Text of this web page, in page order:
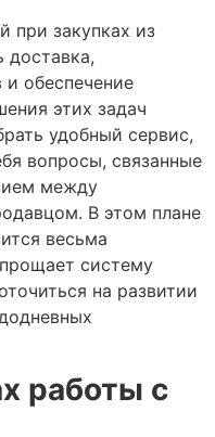
при закупках из
доставка,
и обеспечение
этих задач
удобный сервис,
вопросы, связанные
между
В этом плане
весьма
систему
на развитии
работы с